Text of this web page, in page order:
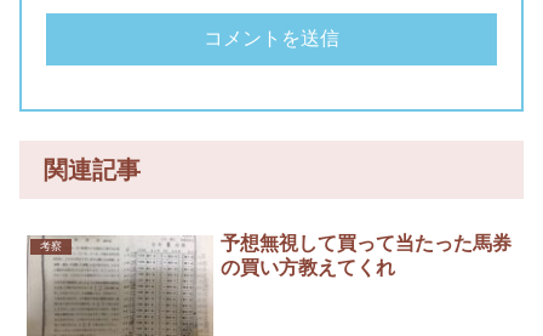
関連記事
考察
予想無視して買って当たった馬券
の買い方教えてくれ